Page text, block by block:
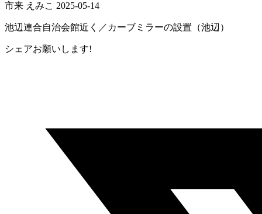
市来 えみこ 2025-05-14
池辺連合自治会館近く／カーブミラーの設置（池辺）
シェアお願いします!